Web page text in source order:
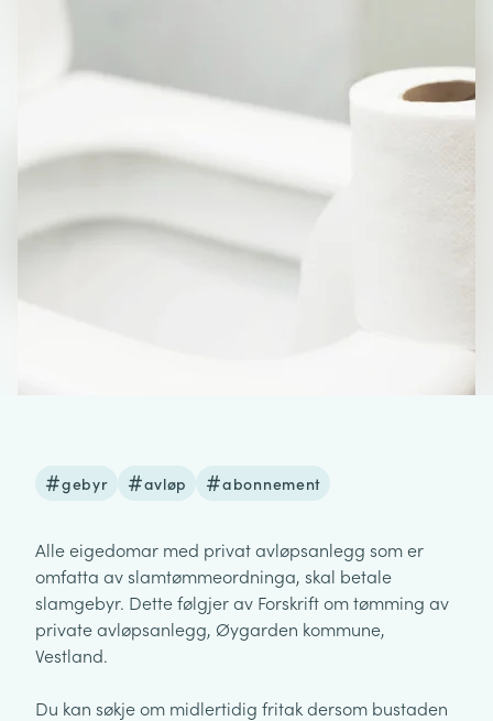
gebyr avløp abonnement
Alle eigedomar med privat avløpsanlegg som er
omfatta av slamtømmeordninga, skal betale
slamgebyr. Dette følgjer av Forskrift om tømming av
private avløpsanlegg, Øygarden kommune,
Vestland.
Du kan søkje om midlertidig fritak dersom bustaden